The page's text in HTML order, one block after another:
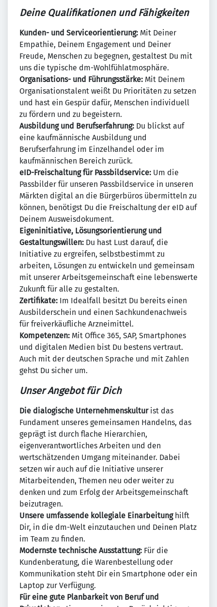
Deine Qualifikationen und Fähigkeiten
Kunden- und Serviceorientierung: Mit Deiner
Empathie, Deinem Engagement und Deiner
Freude, Menschen zu begegnen, gestaltest Du mit
uns die typische dm-Wohlfühlatmosphäre.
Organisations- und Führungsstärke: Mit Deinem
Organisationstalent weißt Du Prioritäten zu setzen
und hast ein Gespür dafür, Menschen individuell
zu fördern und zu begeistern.
Ausbildung und Berufserfahrung: Du blickst auf
eine kaufmännische Ausbildung und
Berufserfahrung im Einzelhandel oder im
kaufmännischen Bereich zurück.
eID-Freischaltung für Passbildservice: Um die
Passbilder für unseren Passbildservice in unseren
Märkten digital an die Bürgerbüros übermitteln zu
können, benötigst Du die Freischaltung der eID auf
Deinem Ausweisdokument.
Eigeninitiative, Lösungsorientierung und
Gestaltungswillen: Du hast Lust darauf, die
Initiative zu ergreifen, selbstbestimmt zu
arbeiten, Lösungen zu entwickeln und gemeinsam
mit unserer Arbeitsgemeinschaft eine lebenswerte
Zukunft für alle zu gestalten.
Zertifikate: Im Idealfall besitzt Du bereits einen
Ausbilderschein und einen Sachkundenachweis
für freiverkäufliche Arzneimittel.
Kompetenzen: Mit Office 365, SAP, Smartphones
und digitalen Medien bist Du bestens vertraut.
Auch mit der deutschen Sprache und mit Zahlen
gehst Du sicher um.
Unser Angebot für Dich
Die dialogische Unternehmenskulturist das
Fundament unseres gemeinsamen Handelns, das
geprägt ist durch flache Hierarchien,
eigenverantwortliches Arbeiten und den
wertschätzenden Umgang miteinander. Dabei
setzen wir auch auf die Initiative unserer
Mitarbeitenden, Themen neu oder weiter zu
denken und zum Erfolg der Arbeitsgemeinschaft
beizutragen.
Unsere umfassende kollegiale Einarbeitunghilft
Dir, in die dm-Welt einzutauchen und Deinen Platz
im Team zu finden.
Modernste technische Ausstattung: Für die
Kundenberatung, die Warenbestellung oder
Kommunikation steht Dir ein Smartphone oder ein
Laptop zur Verfügung.
Für eine gute Planbarkeit von Beruf und